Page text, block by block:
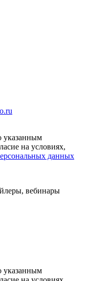
указанным
на условиях,
данных
вебинары
указанным